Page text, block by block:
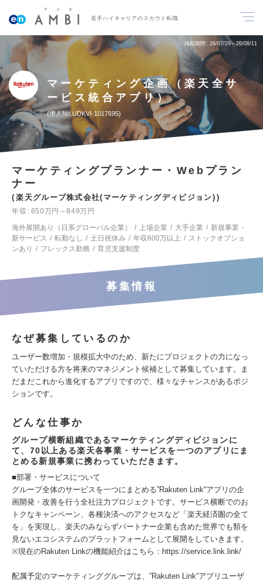
若手ハイキャリアのスカウト転職
掲載期間 26/07/29～26/08/11
マーケティング企画（楽天全サ
ービス統合アプリ）
求人No.UDKVI-1017695
マーケティングプランナー・Webプラン
ナー
楽天グループ株式会社(マーケティングディビジョン)
年収
650万円～849万円
海外展開あり（日系グローバル企業）
上場企業 大手企業
新規事業・
新サービス
転勤なし 土日祝休み 年収600万以上
ストックオプショ
ンあり
フレックス勤務 育児支援制度
募集情報
なぜ募集しているのか
ユーザー数増加・規模拡大中のため、新たにプロジェクトの力になっ
ていただける方を将来のマネジメント候補として募集しています。ま
だまだこれから進化するアプリですので、様々なチャンスがあるポジ
ションです。
どんな仕事か
グループ横断組織であるマーケティングディビジョンに
て、70以上ある楽天各事業・サービスを一つのアプリにま
とめる新規事業に携わっていただきます。
■部署・サービスについて
グループ全体のサービスを一つにまとめる”Rakuten Link“アプリの企
画開発・改善を行う全社注力プロジェクトです。サービス横断でのお
トクなキャンペーン、各種決済へのアクセスなど「楽天経済圏の全て
を」を実現し、楽天のみならずパートナー企業も含めた世界でも類を
見ないエコシステムのプラットフォームとして展開をしていきます。
※現在のRakuten Linkの機能紹介はこちら：https://service.link.link/
配属予定のマーケティンググループは、”Rakuten Link“アプリユーザ